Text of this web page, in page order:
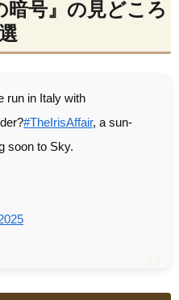
暗号』の見どころ
run in Italy with
#TheIrisAffair, a sun-
soon to Sky.